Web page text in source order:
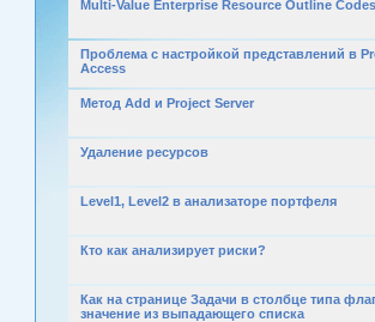
Multi-Value Enterprise Resource Outline
Проблема с настройкой представлений в
Access
Метод Add и Project Server
Удаление ресурсов
Level1, Level2 в анализаторе портфеля
Кто как анализирует риски?
Как на странице Задачи в столбце типа
значение из выпадающего списка